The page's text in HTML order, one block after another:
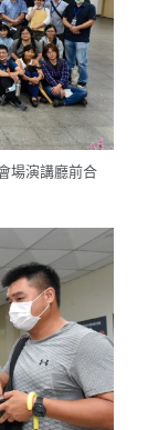
場演講廳前合